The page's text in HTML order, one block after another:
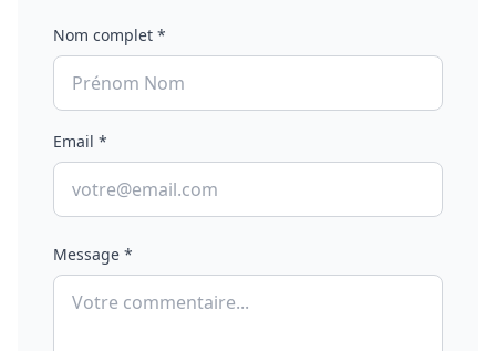
Nom complet *
Email *
Message *